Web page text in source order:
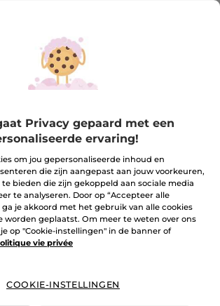
4 Tinten
van de natuur in een
(82) REVIEW TOEVOEGEN
27,90 €
Gris Bleu
Aantal
IN WINKELMANDJE
Privacy gepaard met een
ervaring!
om jou gepersonaliseerde inhoud en
die zijn aangepast aan jouw voorkeuren,
bieden die zijn gekoppeld aan sociale media
te analyseren. Door op “Accepteer alle
ga je akkoord met het gebruik van alle cookies
worden geplaatst. Om meer te weten over ons
op "Cookie-instellingen" in de banner of
vie privée
COOKIE-INSTELLINGEN